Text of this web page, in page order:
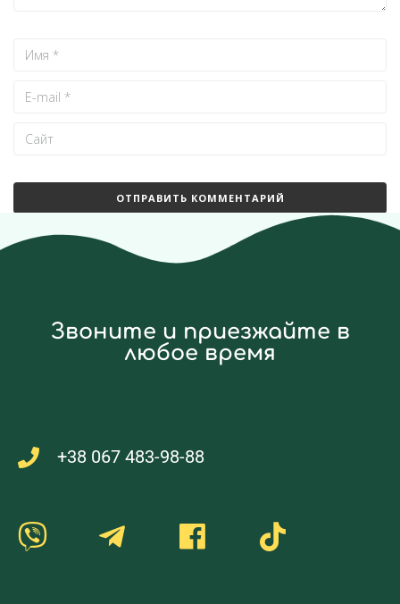
Звоните и приезжайте в
любое время
+38 067 483-98-88